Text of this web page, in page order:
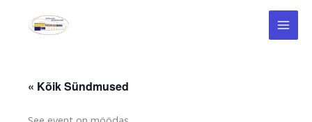
« Kõik Sündmused